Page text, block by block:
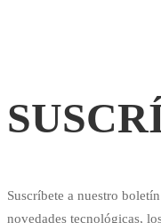
Suscríbete a nuestro
novedades tecnológicas,